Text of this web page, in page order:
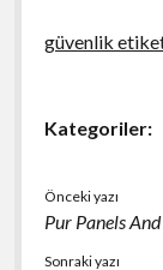
güvenlik
Kategoriler:
Önceki yazı
Pur Panels
Sonraki yazı